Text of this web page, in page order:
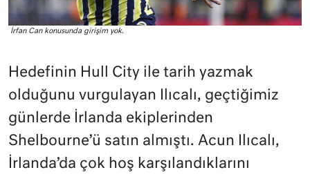
İrfan Can konusunda girişim yok.
Hedefinin Hull City ile tarih yazmak
olduğunu vurgulayan Ilıcalı, geçtiğimiz
günlerde İrlanda ekiplerinden
Shelbourne’ü satın almıştı. Acun Ilıcalı,
İrlanda’da çok hoş karşılandıklarını